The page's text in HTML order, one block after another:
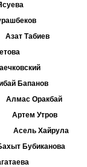
Азат Табиев
Бапанов
Алмас Оракбай
Артем Утров
Асель Хайрула
Бубиканова